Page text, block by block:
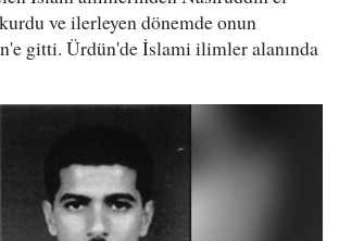
ve ilerleyen dönemde onun
gitti. Ürdün'de İslami ilimler alanında